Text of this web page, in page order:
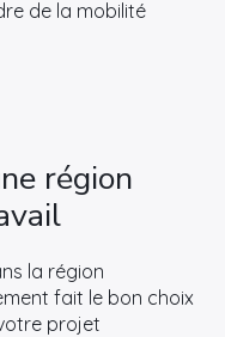
de la mobilité
région
la région
fait le bon choix
projet